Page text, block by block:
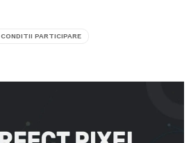
CONDITII PARTICIPARE